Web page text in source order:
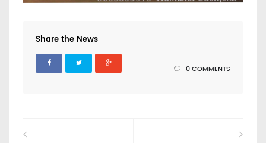
Share the News
0 COMMENTS